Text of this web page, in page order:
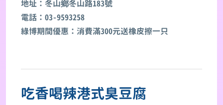
地址：冬山鄉冬山路183號
電話：03-9593258
綠博期間優惠：消費滿300元送橡皮擦一只
吃香喝辣港式臭豆腐